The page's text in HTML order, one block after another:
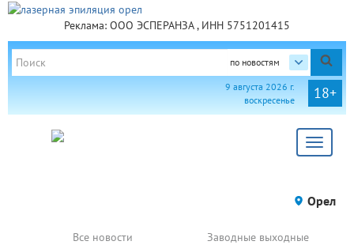
Реклама: ООО ЭСПЕРАНЗА , ИНН 5751201415
по новостям
18+
9 августа 2026 г.
воскресенье
Toggle
Орел
Все новости Заводные выходные